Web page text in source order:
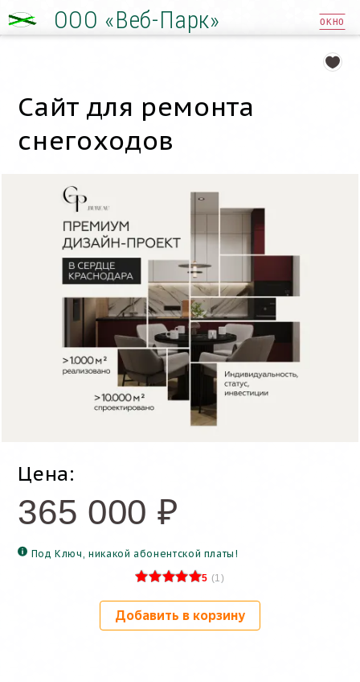
ООО «Веб-Парк» ОКНО
Сайт для ремонта
снегоходов
Цена:
365 000 ₽
Под Ключ, никакой абонентской платы!
5 (1)
Добавить в корзину